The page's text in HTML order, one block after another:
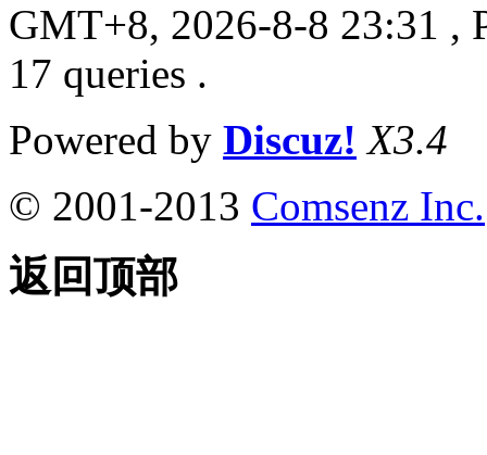
GMT+8, 2026-8-8 23:31 ,
17 queries .
Powered by Discuz! X3.4
© 2001-2013 Comsenz Inc.
返回顶部